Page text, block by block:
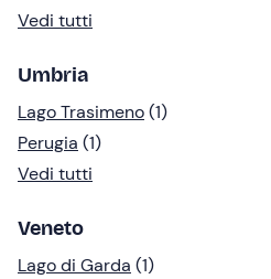
Vedi tutti
Umbria
Lago Trasimeno(1)
Perugia (1)
Vedi tutti
Veneto
Lago di Garda (1)